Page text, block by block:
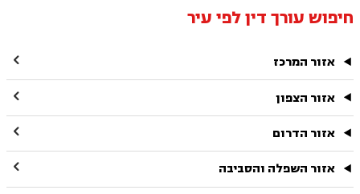
חיפוש עורך דין לפי עיר
אזור המרכז 
אזור הצפון 
אזור הדרום 
אזור השפלה והסביבה 